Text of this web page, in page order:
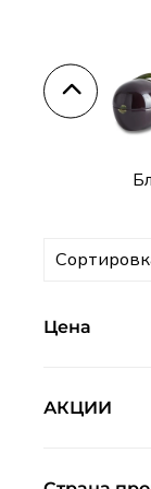
–
с
Цена
АКЦИИ